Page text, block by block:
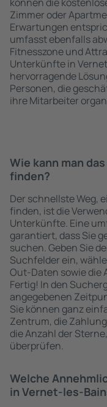
Zimmer oder
Erwartungen
umfasst ebenfalls
Fitnesszone und
Unterkünfte in
hervorragende
Personen, die
ihre Mitarbeiter
Wie kann man
finden?
Der schnellste Weg,
finden, ist die
Unterkünfte. Eine
garantiert, dass Sie
suchen. Geben Sie
Suchfelder ein,
Out-Daten sowie die
Fertig! In den
angegebenen
Sie können ganz
Zentrum, die
die Anzahl der
überprüfen.
Welche
in Vernet-les-